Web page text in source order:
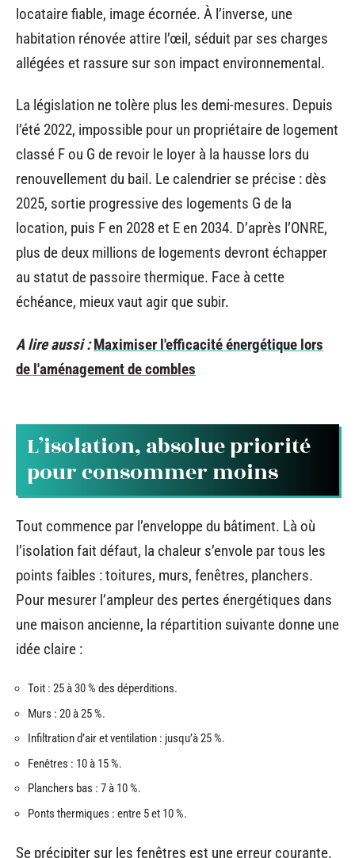
locataire fiable, image écornée. À l’inverse, une
habitation rénovée attire l’œil, séduit par ses charges
allégées et rassure sur son impact environnemental.
La législation ne tolère plus les demi-mesures. Depuis
l’été 2022, impossible pour un propriétaire de logement
classé F ou G de revoir le loyer à la hausse lors du
renouvellement du bail. Le calendrier se précise : dès
2025, sortie progressive des logements G de la
location, puis F en 2028 et E en 2034. D’après l’ONRE,
plus de deux millions de logements devront échapper
au statut de passoire thermique. Face à cette
échéance, mieux vaut agir que subir.
A lire aussi : Maximiser l'efficacité énergétique lors
de l'aménagement de combles
L’isolation, absolue priorité
pour consommer moins
Tout commence par l’enveloppe du bâtiment. Là où
l’isolation fait défaut, la chaleur s’envole par tous les
points faibles : toitures, murs, fenêtres, planchers.
Pour mesurer l’ampleur des pertes énergétiques dans
une maison ancienne, la répartition suivante donne une
idée claire :
Toit : 25 à 30 % des déperditions.
Murs : 20 à 25 %.
Infiltration d’air et ventilation : jusqu’à 25 %.
Fenêtres : 10 à 15 %.
Planchers bas : 7 à 10 %.
Ponts thermiques : entre 5 et 10 %.
Se précipiter sur les fenêtres est une erreur courante.